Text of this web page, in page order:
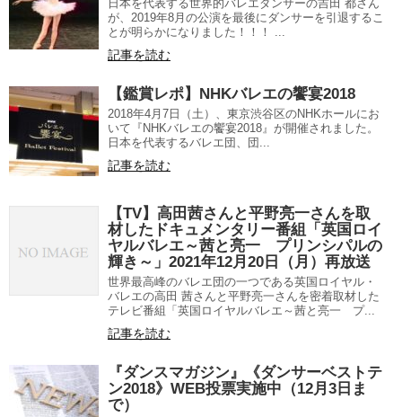
日本を代表する世界的バレエダンサーの吉田 都さん
が、2019年8月の公演を最後にダンサーを引退するこ
とが明らかになりました！！！ ...
記事を読む
【鑑賞レポ】NHKバレエの饗宴2018
2018年4月7日（土）、東京渋谷区のNHKホールにお
いて『NHKバレエの饗宴2018』が開催されました。
日本を代表するバレエ団、団...
記事を読む
【TV】高田茜さんと平野亮一さんを取
材したドキュメンタリー番組「英国ロイ
ヤルバレエ～茜と亮一 プリンシパルの
輝き～」2021年12月20日（月）再放送
世界最高峰のバレエ団の一つである英国ロイヤル・
バレエの高田 茜さんと平野亮一さんを密着取材した
テレビ番組「英国ロイヤルバレエ～茜と亮一 プ...
記事を読む
『ダンスマガジン』《ダンサーベストテ
ン2018》WEB投票実施中（12月3日ま
で）